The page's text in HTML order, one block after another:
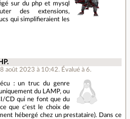
sur du php et mysql
des extensions,
qui simplifieraient les
août 2023 à 10:42. Évalué à 6.
: un truc du genre
du LAMP, ou
CD qui ne font que du
que c'est le choix de
hébergé chez un prestataire). Dans ce